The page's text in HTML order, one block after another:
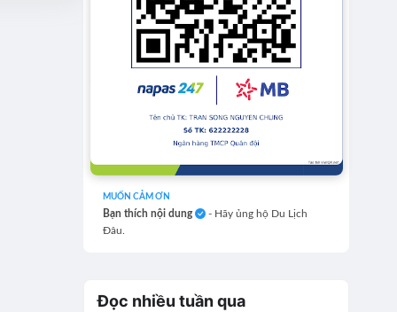
MUỐN CẢM ƠN
Bạn thích nội dung
- Hãy ủng hộ Du Lịch
Đâu.
Đọc nhiều tuần qua